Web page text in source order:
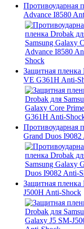
Противоударная
Advance I8580
Защитная пленка
VE G361H Anti-
Противоударная
Grand Duos
Защитная пленка
J500H Anti-Shock